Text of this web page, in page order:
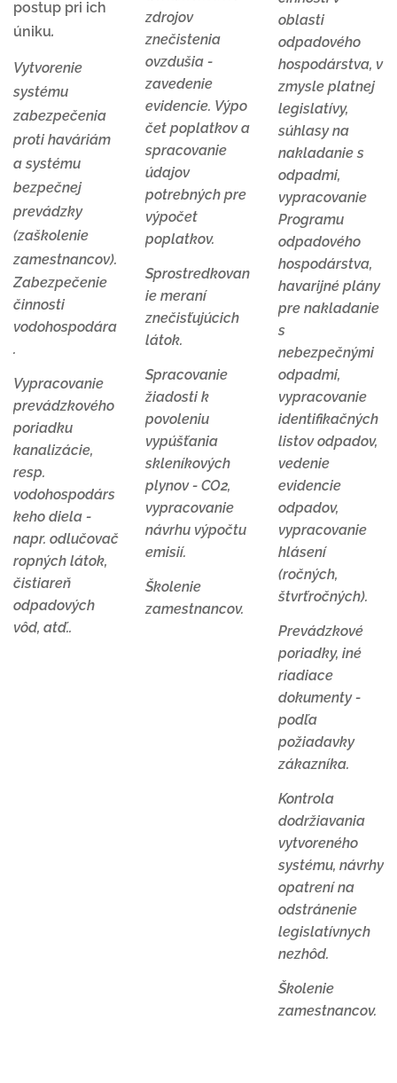
postup pri ich
úniku.
Vytvorenie
systému
zabezpečenia
proti haváriám
a systému
bezpečnej
prevádzky
(zaškolenie
zamestnancov).
Zabezpečenie
činnosti
vodohospodára
.
Vypracovanie
prevádzkového
poriadku
kanalizácie,
resp.
vodohospodárs
keho diela -
napr. odlučovač
ropných látok,
čistiareň
odpadových
vôd, atď..
zdrojov
znečistenia
ovzdušia -
zavedenie
evidencie. Výpo
čet poplatkov a
spracovanie
údajov
potrebných pre
výpočet
poplatkov.
Sprostredkovan
ie meraní
znečisťujúcich
látok.
Spracovanie
žiadosti k
povoleniu
vypúšťania
skleníkových
plynov - CO2,
vypracovanie
návrhu výpočtu
emisií.
Školenie
zamestnancov.
oblasti
odpadového
hospodárstva, v
zmysle platnej
legislatívy,
súhlasy na
nakladanie s
odpadmi,
vypracovanie
Programu
odpadového
hospodárstva,
havarijné plány
pre nakladanie
s
nebezpečnými
odpadmi,
vypracovanie
identifikačných
listov odpadov,
vedenie
evidencie
odpadov,
vypracovanie
hlásení
(ročných,
štvrťročných).
Prevádzkové
poriadky, iné
riadiace
dokumenty -
podľa
požiadavky
zákazníka.
Kontrola
dodržiavania
vytvoreného
systému, návrhy
opatrení na
odstránenie
legislatívnych
nezhôd.
Školenie
zamestnancov.